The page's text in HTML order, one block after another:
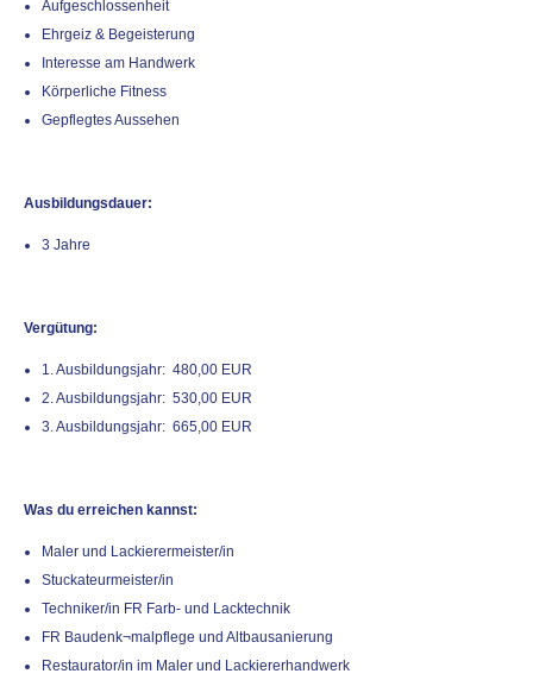
Aufgeschlossenheit
Ehrgeiz & Begeisterung
Interesse am Handwerk
Körperliche Fitness
Gepflegtes Aussehen
Ausbildungsdauer:
3 Jahre
Vergütung:
1. Ausbildungsjahr: 480,00 EUR
2. Ausbildungsjahr: 530,00 EUR
3. Ausbildungsjahr: 665,00 EUR
Was du erreichen kannst:
Maler und Lackierermeister/in
Stuckateurmeister/in
Techniker/in FR Farb- und Lacktechnik
FR Baudenk¬malpflege und Altbausanierung
Restaurator/in im Maler und Lackiererhandwerk